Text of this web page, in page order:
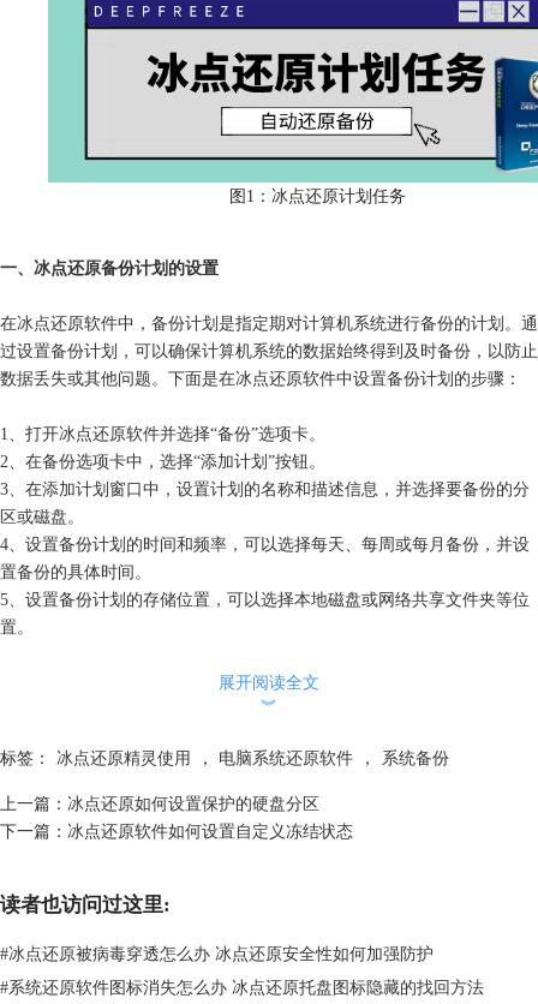
图1：冰点还原计划任务
一、冰点还原备份计划的设置
在冰点还原软件中，备份计划是指定期对计算机系统进行备份的计划。通
过设置备份计划，可以确保计算机系统的数据始终得到及时备份，以防止
数据丢失或其他问题。下面是在冰点还原软件中设置备份计划的步骤：
1、打开冰点还原软件并选择“备份”选项卡。
2、在备份选项卡中，选择“添加计划”按钮。
3、在添加计划窗口中，设置计划的名称和描述信息，并选择要备份的分
区或磁盘。
4、设置备份计划的时间和频率，可以选择每天、每周或每月备份，并设
置备份的具体时间。
5、设置备份计划的存储位置，可以选择本地磁盘或网络共享文件夹等位
置。
设置完备份计划后，冰点还原软件会自动在指定的时间和频率上执行备份
份名称、备份时间、备份大小等。
展开阅读全文
︾
标签： 冰点还原精灵使用 ， 电脑系统还原软件 ， 系统备份
上一篇： 冰点还原如何设置保护的硬盘分区
下一篇： 冰点还原软件如何设置自定义冻结状态
读者也访问过这里:
#冰点还原被病毒穿透怎么办 冰点还原安全性如何加强防护
#系统还原软件图标消失怎么办 冰点还原托盘图标隐藏的找回方法